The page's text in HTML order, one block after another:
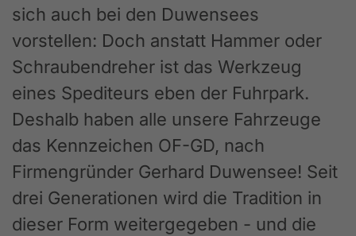
sich auch bei den Duwensees
vorstellen: Doch anstatt Hammer oder
Schraubendreher ist das Werkzeug
eines Spediteurs eben der Fuhrpark.
Deshalb haben alle unsere Fahrzeuge
das Kennzeichen OF-GD, nach
Firmengründer Gerhard Duwensee! Seit
drei Generationen wird die Tradition in
dieser Form weitergegeben - und die